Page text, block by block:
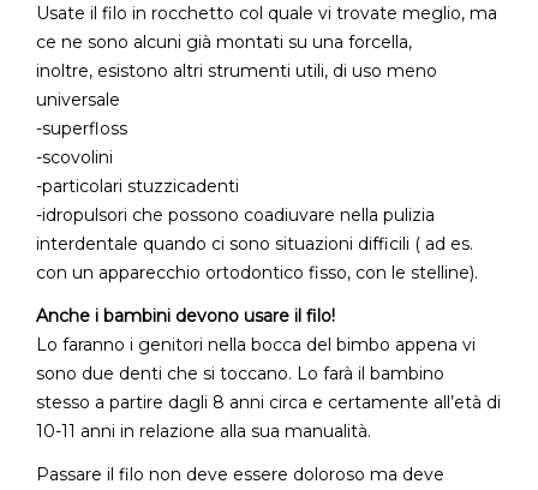
Usate il filo in rocchetto col quale vi trovate meglio, ma
ce ne sono alcuni già montati su una forcella,
inoltre, esistono altri strumenti utili, di uso meno
universale
-superfloss
-scovolini
-particolari stuzzicadenti
-idropulsori che possono coadiuvare nella pulizia
interdentale quando ci sono situazioni difficili ( ad es.
con un apparecchio ortodontico fisso, con le stelline).
Anche i bambini devono usare il filo!
Lo faranno i genitori nella bocca del bimbo appena vi
sono due denti che si toccano. Lo farà il bambino
stesso a partire dagli 8 anni circa e certamente all’età di
10-11 anni in relazione alla sua manualità.
Passare il filo non deve essere doloroso ma deve